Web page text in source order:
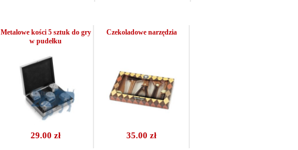
29.00 zł
Metalowe kości 5 sztuk do gry
w pudełku
35.00 zł
Czekoladowe narzędzia